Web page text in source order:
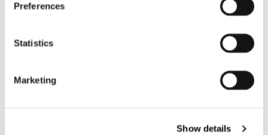
Preferences
Statistics
Marketing
Show details
Minotti Manila by Living Innovations
GF Units 106 And 107, Fort Victoria 5th
Fort Bonifacio, Global City, Taguig,